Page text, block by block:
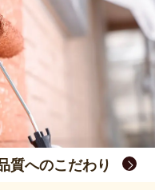
質へのこだわり